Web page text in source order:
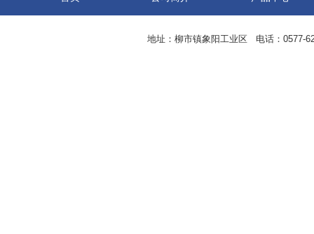
地址：柳市镇象阳工业区 电话：0577-